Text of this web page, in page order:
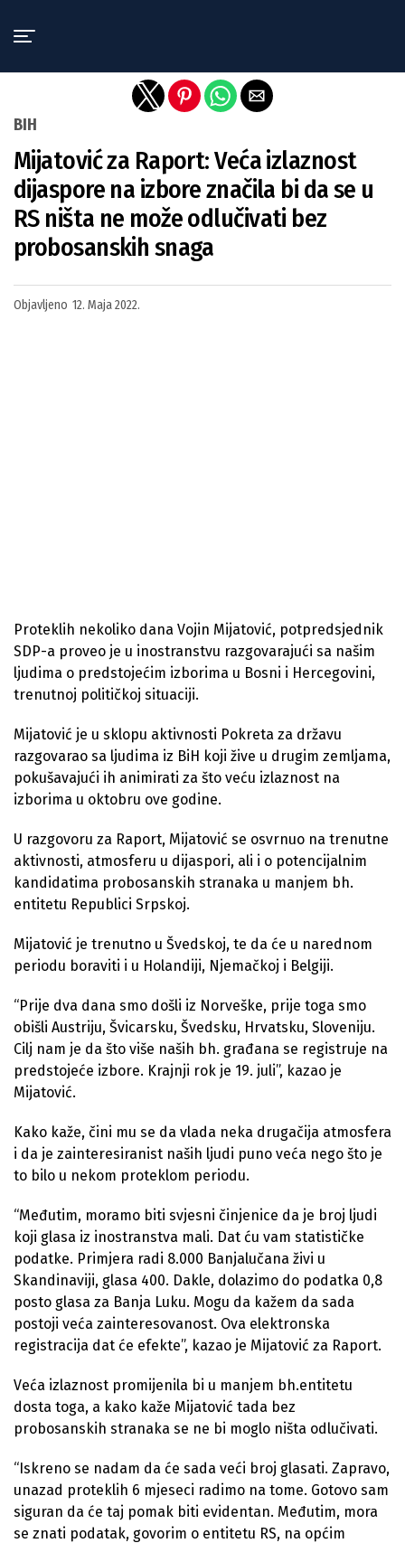
BIH
Mijatović za Raport: Veća izlaznost
dijaspore na izbore značila bi da se u
RS ništa ne može odlučivati bez
probosanskih snaga
Objavljeno 12. Maja 2022.
Proteklih nekoliko dana Vojin Mijatović, potpredsjednik
SDP-a proveo je u inostranstvu razgovarajući sa našim
ljudima o predstojećim izborima u Bosni i Hercegovini,
trenutnoj političkoj situaciji.
Mijatović je u sklopu aktivnosti Pokreta za državu
razgovarao sa ljudima iz BiH koji žive u drugim zemljama,
pokušavajući ih animirati za što veću izlaznost na
izborima u oktobru ove godine.
U razgovoru za Raport, Mijatović se osvrnuo na trenutne
aktivnosti, atmosferu u dijaspori, ali i o potencijalnim
kandidatima probosanskih stranaka u manjem bh.
entitetu Republici Srpskoj.
Mijatović je trenutno u Švedskoj, te da će u narednom
periodu boraviti i u Holandiji, Njemačkoj i Belgiji.
“Prije dva dana smo došli iz Norveške, prije toga smo
obišli Austriju, Švicarsku, Švedsku, Hrvatsku, Sloveniju.
Cilj nam je da što više naših bh. građana se registruje na
predstojeće izbore. Krajnji rok je 19. juli”, kazao je
Mijatović.
Kako kaže, čini mu se da vlada neka drugačija atmosfera
i da je zainteresiranist naših ljudi puno veća nego što je
to bilo u nekom proteklom periodu.
“Međutim, moramo biti svjesni činjenice da je broj ljudi
koji glasa iz inostranstva mali. Dat ću vam statističke
podatke. Primjera radi 8.000 Banjalučana živi u
Skandinaviji, glasa 400. Dakle, dolazimo do podatka 0,8
posto glasa za Banja Luku. Mogu da kažem da sada
postoji veća zainteresovanost. Ova elektronska
registracija dat će efekte”, kazao je Mijatović za Raport.
Veća izlaznost promijenila bi u manjem bh.entitetu
dosta toga, a kako kaže Mijatović tada bez
probosanskih stranaka se ne bi moglo ništa odlučivati.
“Iskreno se nadam da će sada veći broj glasati. Zapravo,
unazad proteklih 6 mjeseci radimo na tome. Gotovo sam
siguran da će taj pomak biti evidentan. Međutim, mora
se znati podatak, govorim o entitetu RS, na općim